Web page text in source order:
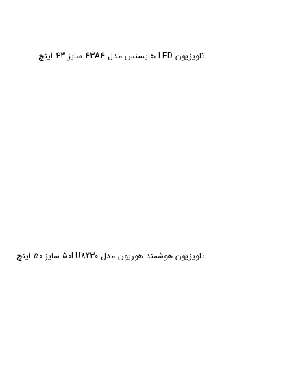
تلویزیون LED هایسنس مدل 43A4 سایز 43 اینچ
تلویزیون هوشمند هوریون مدل 50LU8230 سایز 50 اینچ